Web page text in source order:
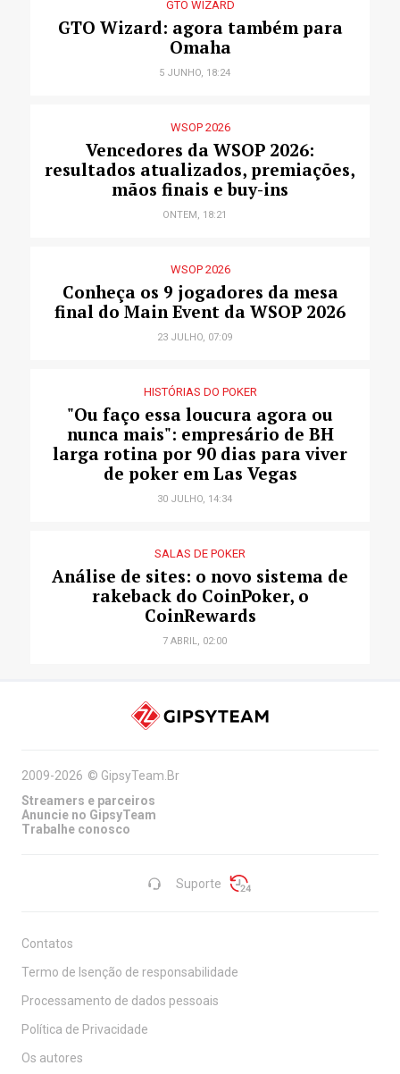
GTO WIZARD
GTO Wizard: agora também para
Omaha
5 JUNHO, 18:24
WSOP 2026
Vencedores da WSOP 2026:
resultados atualizados, premiações,
mãos finais e buy-ins
ONTEM, 18:21
WSOP 2026
Conheça os 9 jogadores da mesa
final do Main Event da WSOP 2026
23 JULHO, 07:09
HISTÓRIAS DO POKER
"Ou faço essa loucura agora ou
nunca mais": empresário de BH
larga rotina por 90 dias para viver
de poker em Las Vegas
30 JULHO, 14:34
SALAS DE POKER
Análise de sites: o novo sistema de
rakeback do CoinPoker, o
CoinRewards
7 ABRIL, 02:00
Suporte
2009-2026 © GipsyTeam.Br
Streamers e parceiros
Anuncie no GipsyTeam
Trabalhe conosco
Contatos
Termo de Isenção de responsabilidade
Processamento de dados pessoais
Política de Privacidade
Os autores